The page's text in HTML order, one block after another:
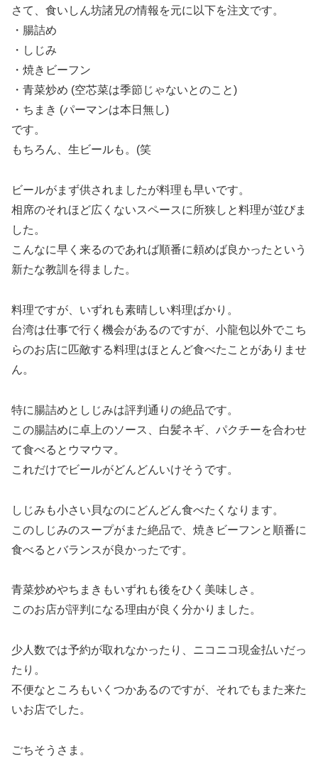
さて、食いしん坊諸兄の情報を元に以下を注文です。
・腸詰め
・しじみ
・焼きビーフン
・青菜炒め (空芯菜は季節じゃないとのこと)
・ちまき (パーマンは本日無し)
です。
もちろん、生ビールも。(笑
ビールがまず供されましたが料理も早いです。
相席のそれほど広くないスペースに所狭しと料理が並びま
した。
こんなに早く来るのであれば順番に頼めば良かったという
新たな教訓を得ました。
料理ですが、いずれも素晴しい料理ばかり。
台湾は仕事で行く機会があるのですが、小龍包以外でこち
らのお店に匹敵する料理はほとんど食べたことがありませ
ん。
特に腸詰めとしじみは評判通りの絶品です。
この腸詰めに卓上のソース、白髪ネギ、パクチーを合わせ
て食べるとウマウマ。
これだけでビールがどんどんいけそうです。
しじみも小さい貝なのにどんどん食べたくなります。
このしじみのスープがまた絶品で、焼きビーフンと順番に
食べるとバランスが良かったです。
青菜炒めやちまきもいずれも後をひく美味しさ。
このお店が評判になる理由が良く分かりました。
少人数では予約が取れなかったり、ニコニコ現金払いだっ
たり。
不便なところもいくつかあるのですが、それでもまた来た
いお店でした。
ごちそうさま。